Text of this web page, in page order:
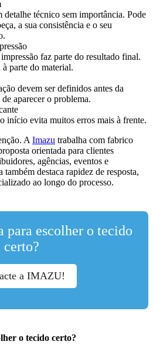
detalhe técnico sem importância. Pode
a sua consistência e o seu
faz parte do resultado final.
parte do material.
devem ser definidos antes da
aparecer o problema.
início evita muitos erros mais à frente.
A Imazu trabalha com fabrico
orientada para clientes
agências, eventos e
destaca rapidez de resposta,
ao longo do processo.
para escolher o tecido
certo?
a IMAZU!
o tecido certo?